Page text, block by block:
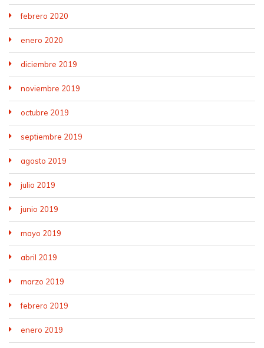
febrero 2020
enero 2020
diciembre 2019
noviembre 2019
octubre 2019
septiembre 2019
agosto 2019
julio 2019
junio 2019
mayo 2019
abril 2019
marzo 2019
febrero 2019
enero 2019